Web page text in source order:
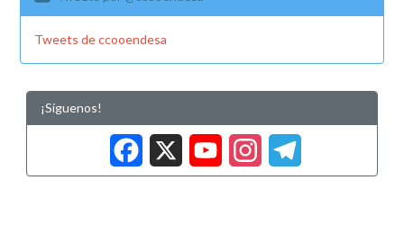
Tweets de ccooendesa
¡Síguenos!
Facebook
X